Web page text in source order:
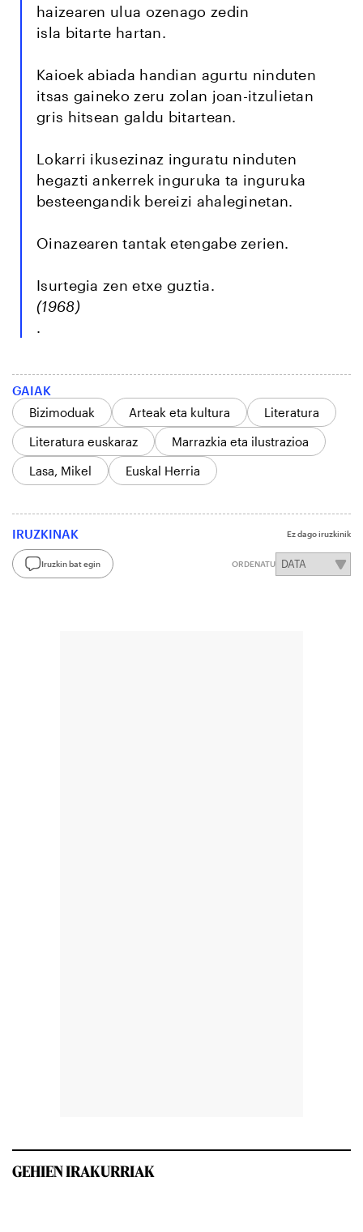
haizearen ulua ozenago zedin
isla bitarte hartan.
Kaioek abiada handian agurtu ninduten
itsas gaineko zeru zolan joan-itzulietan
gris hitsean galdu bitartean.
Lokarri ikusezinaz inguratu ninduten
hegazti ankerrek inguruka ta inguruka
besteengandik bereizi ahaleginetan.
Oinazearen tantak etengabe zerien.
Isurtegia zen etxe guztia.
(1968)
.
GAIAK
Bizimoduak
Arteak eta kultura
Literatura
Literatura euskaraz
Marrazkia eta ilustrazioa
Lasa, Mikel
Euskal Herria
IRUZKINAK Ez dago iruzkinik
Iruzkin bat egin ORDENATU
GEHIEN IRAKURRIAK